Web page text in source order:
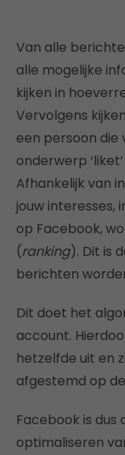
Van alle
alle mogelijke
kijken in
Vervolgens
een persoon
onderwerp
Afhankelijk van
jouw interesses,
op Facebook,
(ranking). Dit is
berichten
Dit doet het
account.
hetzelfde uit en
afgestemd op
Facebook is
optimaliseren